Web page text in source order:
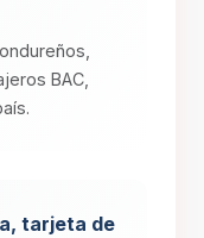
BAC,
tarjeta de